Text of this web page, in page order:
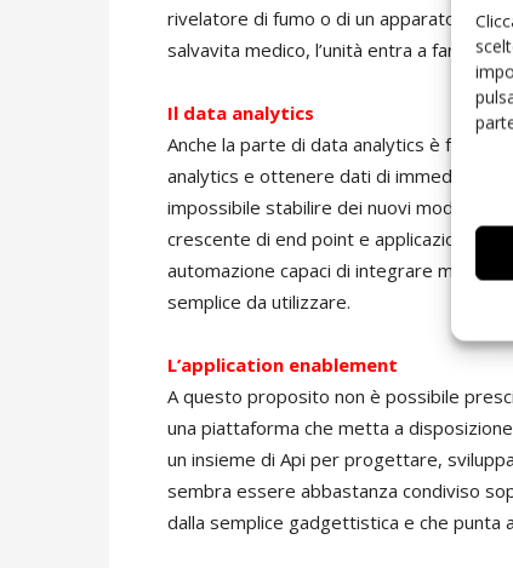
rivelatore di fumo o di un apparato per
salvavita medico, l’unità entra a far
Il data analytics
Anche la parte di data analytics è
analytics e ottenere dati di immediata
impossibile stabilire dei nuovi modelli di
crescente di end point e applicazioni
automazione capaci di integrare
semplice da utilizzare.
L’application enablement
A questo proposito non è possibile
una piattaforma che metta a
un insieme di Api per progettare,
sembra essere abbastanza condiviso
dalla semplice gadgettistica e che punta